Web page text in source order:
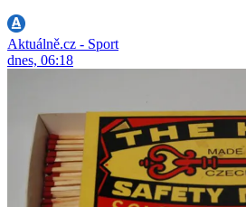
Aktuálně.cz - Sport
dnes, 06:18